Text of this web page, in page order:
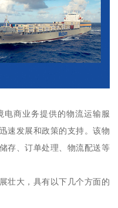
商业务提供的物流运输服
速发展和政策的支持。该物
存、订单处理、物流配送等
壮大，具有以下几个方面的